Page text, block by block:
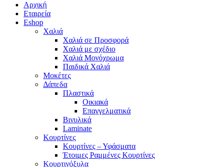
Αρχική
Εταιρεία
Eshop
Χαλιά
Χαλιά σε Προσφορά
Χαλιά με σχέδιο
Χαλιά Μονόχρωμα
Παιδικά Χαλιά
Μοκέτες
Δάπεδα
Πλαστικά
Οικιακά
Επαγγελματικά
Βινυλικά
Laminate
Κουρτίνες
Κουρτίνες – Υφάσματα
Έτοιμες Ραμμένες Κουρτίνες
Κουρτινόξυλα